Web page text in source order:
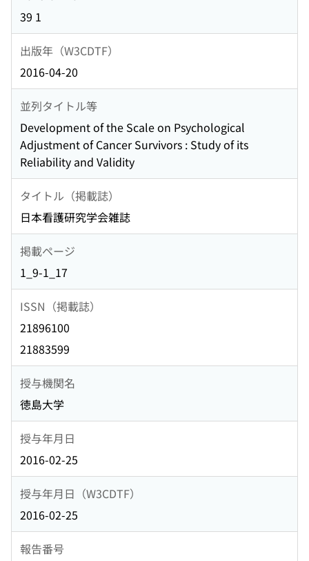
39 1
出版年（W3CDTF）
2016-04-20
並列タイトル等
Development of the Scale on Psychological
Adjustment of Cancer Survivors : Study of its
Reliability and Validity
タイトル（掲載誌）
日本看護研究学会雑誌
掲載ページ
1_9-1_17
ISSN（掲載誌）
21896100
21883599
授与機関名
徳島大学
授与年月日
2016-02-25
授与年月日（W3CDTF）
2016-02-25
報告番号